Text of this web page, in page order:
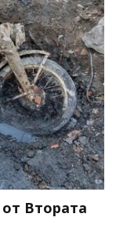
Втората